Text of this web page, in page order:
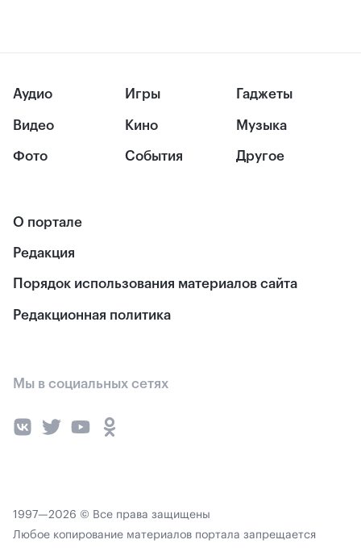
Аудио
Видео
Фото
Игры
Кино
События
Гаджеты
Музыка
Другое
О портале
Редакция
Порядок использования материалов сайта
Редакционная политика
Мы в социальных сетях
1997—2026 © Все права защищены
Любое копирование материалов портала запрещается